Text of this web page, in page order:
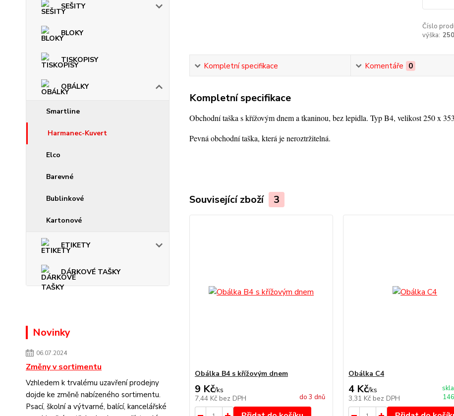
SEŠITY
BLOKY
TISKOPISY
OBÁLKY
Smartline
Harmanec-Kuvert
Elco
Barevné
Bublinkové
Kartonové
ETIKETY
DÁRKOVÉ TAŠKY
Novinky
06.07.2024
Změny v sortimentu
Vzhledem k trvalému uzavření prodejny
dojde ke změně nabízeného sortimentu.
Psací, školní a výtvarné, balící, kancelářské
Číslo
výška:
Kompletní specifikace Komentáře 0
Kompletní specifikace
Obchodní taška s křížovým dnem a tkaninou, bez lepidla. Typ B4, velikost 250 x
Pevná obchodní taška, která je neroztržitelná.
Související zboží 3
Obálka B4 s křížovým dnem
9 Kč/ks
7,44 Kč bez DPH do 3 dnů
Obálka C4
4 Kč/ks
3,31 Kč bez DPH